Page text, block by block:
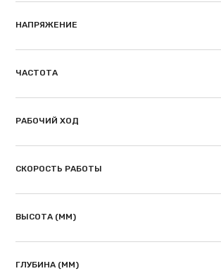
НАПРЯЖЕНИЕ
ЧАСТОТА
РАБОЧИЙ ХОД
СКОРОСТЬ РАБОТЫ
ВЫСОТА (ММ)
ГЛУБИНА (ММ)